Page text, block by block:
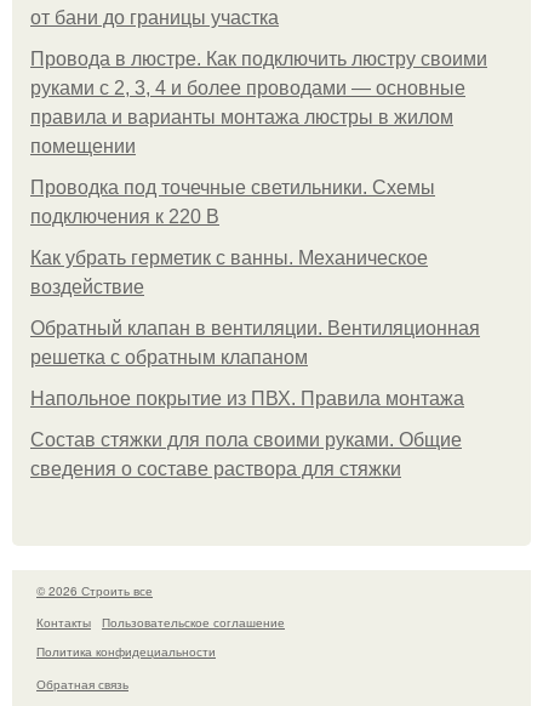
от бани до границы участка
Провода в люстре. Как подключить люстру своими
руками с 2, 3, 4 и более проводами — основные
правила и варианты монтажа люстры в жилом
помещении
Проводка под точечные светильники. Схемы
подключения к 220 В
Как убрать герметик с ванны. Механическое
воздействие
Обратный клапан в вентиляции. Вентиляционная
решетка с обратным клапаном
Напольное покрытие из ПВХ. Правила монтажа
Состав стяжки для пола своими руками. Общие
сведения о составе раствора для стяжки
© 2026 Строить все
Контакты
Пользовательское соглашение
Политика конфидециальности
Обратная связь